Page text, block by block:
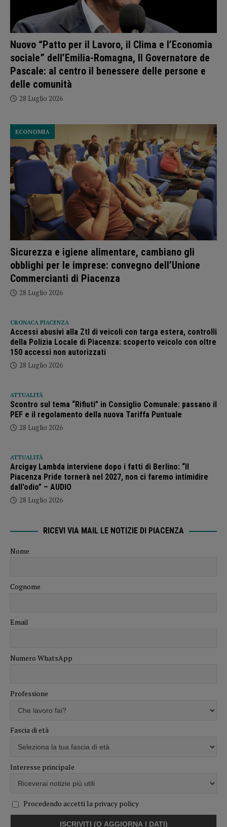
Nuovo “Patto per il Lavoro, il Clima e l’Economia
sociale” dell’Emilia-Romagna, Il Governatore de
Pascale: al centro il benessere delle persone e
delle comunità
28 Luglio 2026
Sicurezza e igiene alimentare, cambiano gli
obblighi per le imprese: convegno dell’Unione
Commercianti di Piacenza
ECONOMIA
28 Luglio 2026
CRONACA PIACENZA
Accessi abusivi alla Ztl di veicoli con targa estera, controlli
della Polizia Locale di Piacenza: scoperto veicolo con oltre
150 accessi non autorizzati
28 Luglio 2026
ATTUALITÀ
Scontro sul tema “Rifiuti” in Consiglio Comunale: passano il
PEF e il regolamento della nuova Tariffa Puntuale
28 Luglio 2026
ATTUALITÀ
Arcigay Lambda interviene dopo i fatti di Berlino: “Il
Piacenza Pride tornerà nel 2027, non ci faremo intimidire
dall’odio” – AUDIO
28 Luglio 2026
RICEVI VIA MAIL LE NOTIZIE DI PIACENZA
Nome
Cognome
Email
Numero WhatsApp
Professione
Fascia di età
Interesse principale
Procedendo accetti la privacy policy